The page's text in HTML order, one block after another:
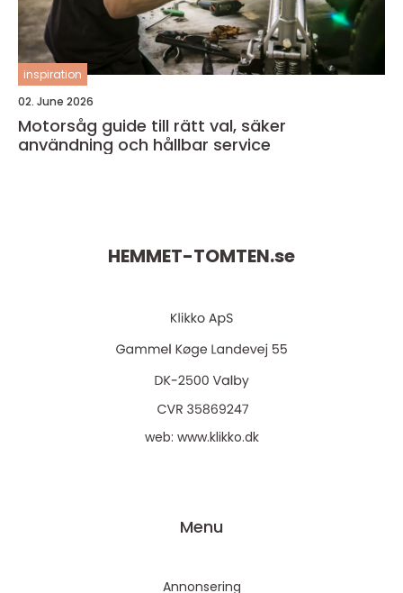
inspiration
02. June 2026
Motorsåg guide till rätt val, säker
användning och hållbar service
HEMMET-TOMTEN.se
web: www.klikko.dk
Menu
Annonsering